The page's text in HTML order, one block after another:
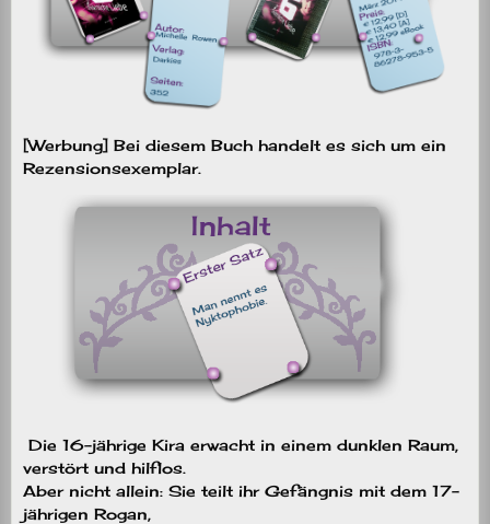
[Werbung] Bei diesem Buch handelt es sich um ein
Rezensionsexemplar.
Die 16-jährige Kira erwacht in einem dunklen Raum,
verstört und hilflos.
Aber nicht allein: Sie teilt ihr Gefängnis mit dem 17-
jährigen Rogan,